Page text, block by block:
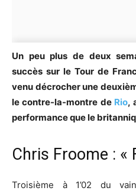
Un peu plus de deux
succès sur le Tour de
venu décrocher une
le contre-la-montre de Rio,
performance que le
Chris Froome : «
Troisième à 1’02 du